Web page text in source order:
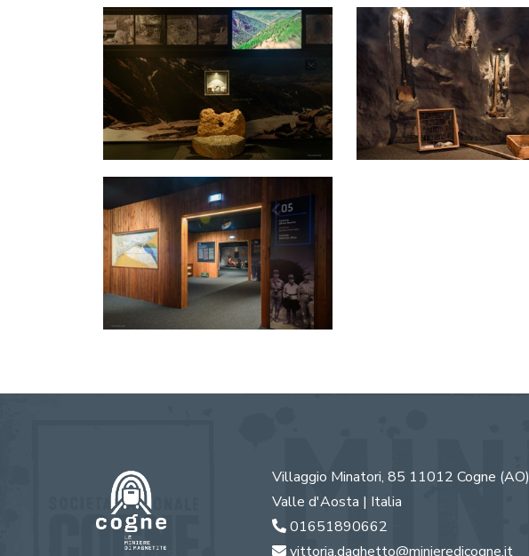
Villaggio Minatori, 85 11012 Cogne (AO)
Valle d'Aosta | Italia
01651890662
vittoria.daghetto@minieredicogne.it